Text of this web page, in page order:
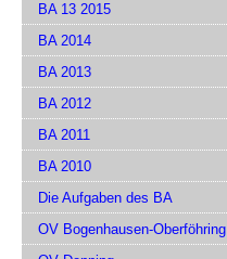
BA 13 2015
BA 2014
BA 2013
BA 2012
BA 2011
BA 2010
Die Aufgaben des BA
OV Bogenhausen-Oberföhring